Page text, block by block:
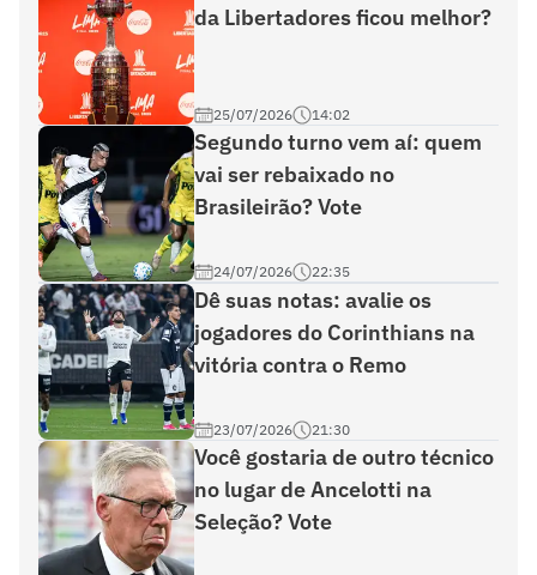
da Libertadores ficou melhor?
25/07/2026 14:02
Segundo turno vem aí: quem
vai ser rebaixado no
Brasileirão? Vote
24/07/2026 22:35
Dê suas notas: avalie os
jogadores do Corinthians na
vitória contra o Remo
23/07/2026 21:30
Você gostaria de outro técnico
no lugar de Ancelotti na
Seleção? Vote